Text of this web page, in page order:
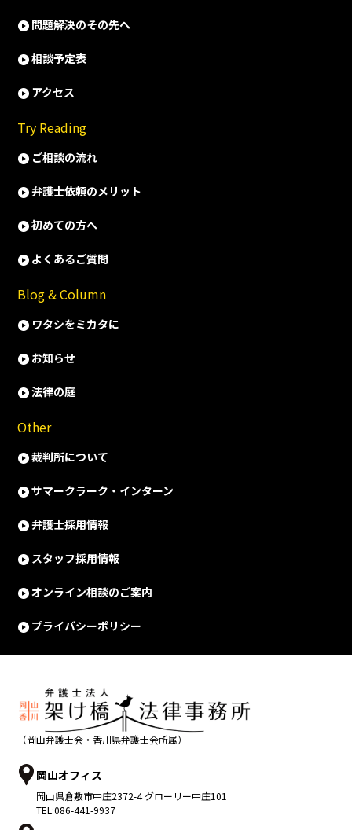
問題解決のその先へ
相談予定表
アクセス
Try Reading
ご相談の流れ
弁護士依頼のメリット
初めての方へ
よくあるご質問
Blog & Column
ワタシをミカタに
お知らせ
法律の庭
Other
裁判所について
サマークラーク・インターン
弁護士採用情報
スタッフ採用情報
オンライン相談のご案内
プライバシーポリシー
（岡山弁護士会・香川県弁護士会所属）
岡山オフィス
岡山県倉敷市中庄2372-4 グローリー中庄101
TEL:086-441-9937